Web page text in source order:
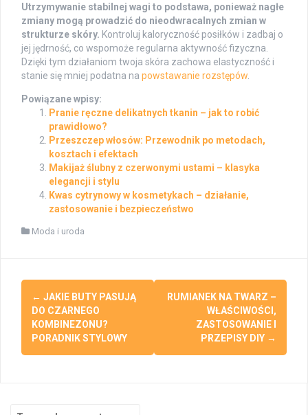
Utrzymywanie stabilnej wagi to podstawa, ponieważ nagłe
zmiany mogą prowadzić do nieodwracalnych zmian w
strukturze skóry. Kontroluj kaloryczność posiłków i zadbaj o
jej jędrność, co wspomoże regularna aktywność fizyczna.
Dzięki tym działaniom twoja skóra zachowa elastyczność i
stanie się mniej podatna na powstawanie rozstępów
Powiązane wpisy:
Pranie ręczne delikatnych tkanin – jak to robić
prawidłowo?
Przeszczep włosów: Przewodnik po metodach,
kosztach i efektach
Makijaż ślubny z czerwonymi ustami – klasyka
elegancji i stylu
Kwas cytrynowy w kosmetykach – działanie,
zastosowanie i bezpieczeństwo
Moda i uroda
Post
navigation
← JAKIE BUTY PASUJĄ
DO CZARNEGO
KOMBINEZONU?
PORADNIK STYLOWY
RUMIANEK NA TWARZ –
WŁAŚCIWOŚCI,
ZASTOSOWANIE I
PRZEPISY DIY →